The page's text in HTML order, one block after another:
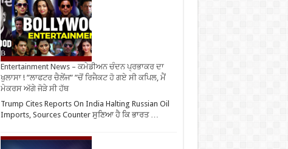
Entertainment News – ਕਮੇਡੀਅਨ ਚੰਦਨ ਪ੍ਰਭਾਕਰ ਦਾ
ਖੁਲਾਸਾ ! ”ਲਾਫਟਰ ਚੈਲੇਂਜ” ”ਚੋਂ ਰਿਜੈਕਟ ਹੋ ਗਏ ਸੀ ਕਪਿਲ, ਮੈਂ
ਮੇਕਰਸ ਅੱਗੇ ਜੋੜੇ ਸੀ ਹੱਥ
Trump Cites Reports On India Halting Russian Oil
Imports, Sources Counter ਸੁਣਿਆ ਹੈ ਕਿ ਭਾਰਤ …